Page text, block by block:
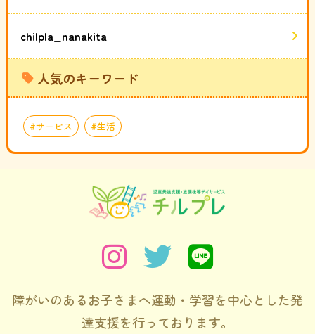
chilpla_nanakita
人気のキーワード
サービス 生活
障がいのあるお子さまへ運動・学習を中心とした発
達支援を行っております。